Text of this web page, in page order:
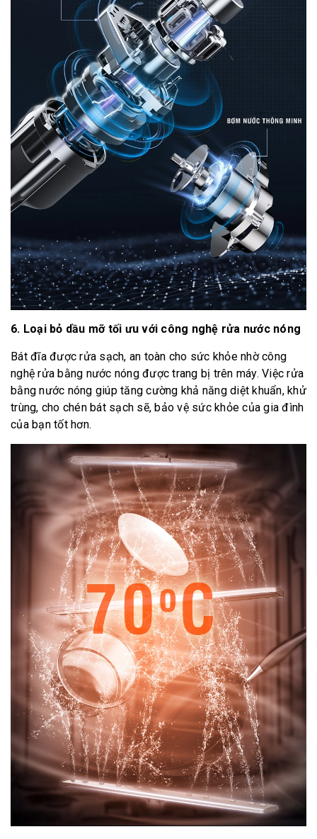
6. Loại bỏ dầu mỡ tối ưu với công nghệ rửa nước nóng
Bát đĩa được rửa sạch, an toàn cho sức khỏe nhờ công
nghệ rửa bằng nước nóng được trang bị trên máy. Việc rửa
bằng nước nóng giúp tăng cường khả năng diệt khuẩn, khử
trùng, cho chén bát sạch sẽ, bảo vệ sức khỏe của gia đình
của bạn tốt hơn.